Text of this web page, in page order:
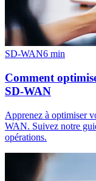
SD-WAN6 min
Comment
SD-WAN
Apprenez à optimiser
WAN. Suivez notre
opérations.